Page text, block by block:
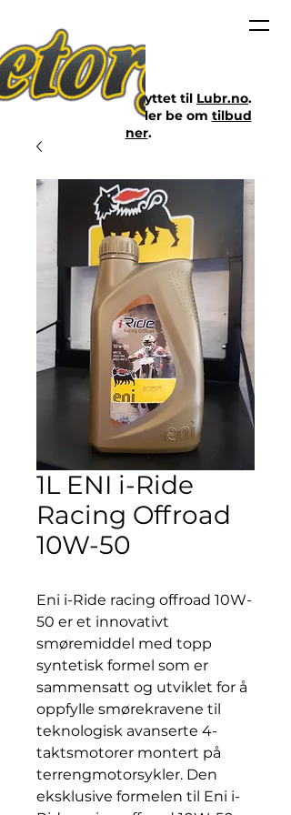
1L ENI i-Ride
Racing Offroad
10W-50
Eni i-Ride racing offroad 10W-
50 er et innovativt
smøremiddel med topp
syntetisk formel som er
sammensatt og utviklet for å
oppfylle smørekravene til
teknologisk avanserte 4-
taktsmotorer montert på
terrengmotorsykler. Den
eksklusive formelen til Eni i-
Nettbutikken er flyttet til Lubr.no.
Klikk på lenken eller be om tilbud
her.